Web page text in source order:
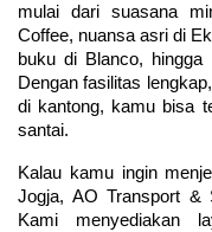
mulai dari suasana
Coffee, nuansa asri di
buku di Blanco,
Dengan fasilitas
di kantong, kamu bisa
santai.
Kalau kamu ingin
Jogja, AO Transport &
Kami menyediakan